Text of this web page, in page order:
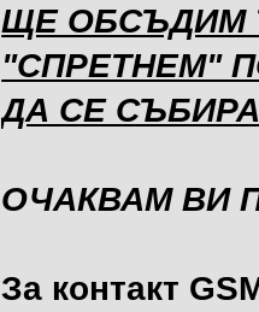
ЩЕ ОБСЪДИМ
"СПРЕТНЕМ"
ДА СЕ
ОЧАКВАМ ВИ
За контакт